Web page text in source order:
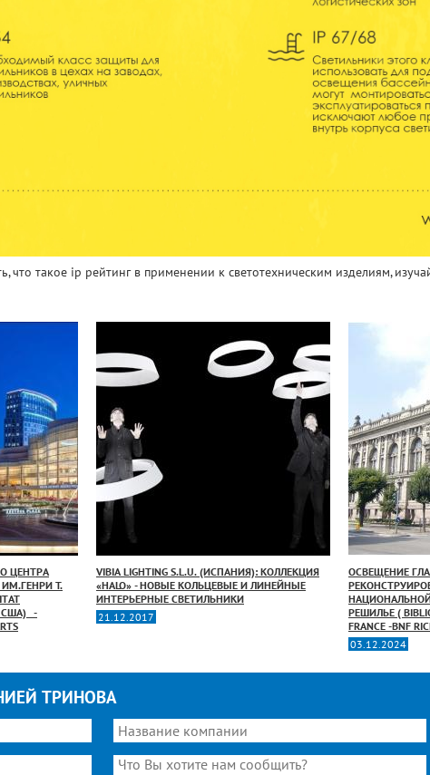
такое ip рейтинг в применении к светотехническим изделиям,
ЦЕНТРА
Т.
_-
VIBIA LIGHTING S.L.U. (ИСПАНИЯ): КОЛЛЕКЦИЯ
«HALO» - НОВЫЕ КОЛЬЦЕВЫЕ И ЛИНЕЙНЫЕ
ИНТЕРЬЕРНЫЕ СВЕТИЛЬНИКИ
21.12.2017
ОСВЕЩЕНИЕ
РЕШИЛЬЕ (
FRANCE -BNF
03.12.2024
ТРИНОВА